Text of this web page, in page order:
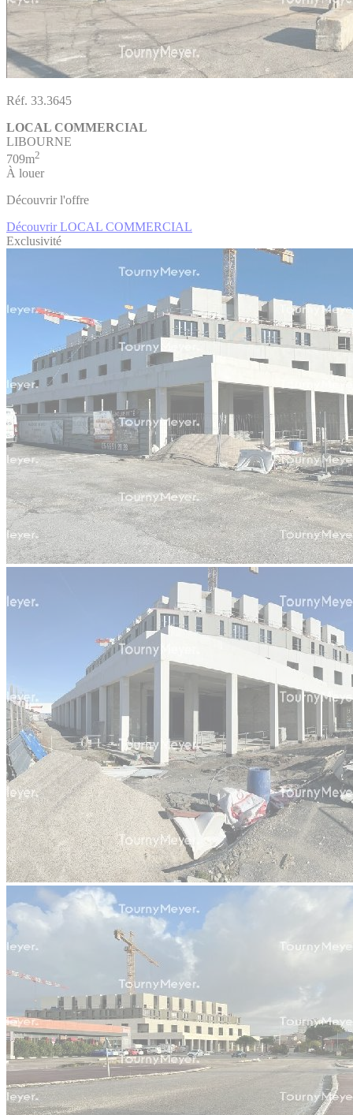
Réf. 33.3645
LOCAL COMMERCIAL
LIBOURNE
709m2
À louer
Découvrir l'offre
Découvrir LOCAL COMMERCIAL
Exclusivité